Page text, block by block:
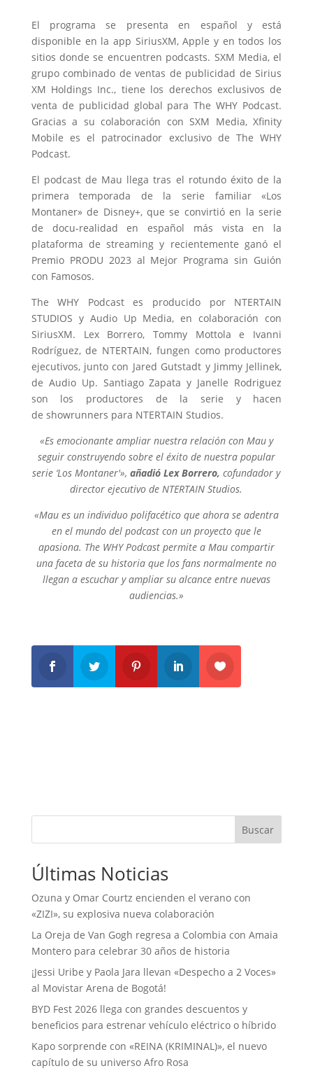
El programa se presenta en español y está
disponible en la app SiriusXM, Apple y en todos los
sitios donde se encuentren podcasts. SXM Media, el
grupo combinado de ventas de publicidad de Sirius
XM Holdings Inc., tiene los derechos exclusivos de
venta de publicidad global para The WHY Podcast.
Gracias a su colaboración con SXM Media, Xfinity
Mobile es el patrocinador exclusivo de The WHY
Podcast.
El podcast de Mau llega tras el rotundo éxito de la
primera temporada de la serie familiar «Los
Montaner» de Disney+, que se convirtió en la serie
de docu-realidad en español más vista en la
plataforma de streaming y recientemente ganó el
Premio PRODU 2023 al Mejor Programa sin Guión
con Famosos.
The WHY Podcast es producido por NTERTAIN
STUDIOS y Audio Up Media, en colaboración con
SiriusXM. Lex Borrero, Tommy Mottola e Ivanni
Rodríguez, de NTERTAIN, fungen como productores
ejecutivos, junto con Jared Gutstadt y Jimmy Jellinek,
de Audio Up. Santiago Zapata y Janelle Rodriguez
son los productores de la serie y hacen
de showrunners para NTERTAIN Studios.
«Es emocionante ampliar nuestra relación con Mau y
seguir construyendo sobre el éxito de nuestra popular
serie ‘Los Montaner'»,añadió Lex Borrero, cofundador y
director ejecutivo de NTERTAIN Studios.
«Mau es un individuo polifacético que ahora se adentra
en el mundo del podcast con un proyecto que le
apasiona. The WHY Podcast permite a Mau compartir
una faceta de su historia que los fans normalmente no
llegan a escuchar y ampliar su alcance entre nuevas
audiencias.»
Buscar
Últimas Noticias
Ozuna y Omar Courtz encienden el verano con
«ZIZI», su explosiva nueva colaboración
La Oreja de Van Gogh regresa a Colombia con Amaia
Montero para celebrar 30 años de historia
¡Jessi Uribe y Paola Jara llevan «Despecho a 2 Voces»
al Movistar Arena de Bogotá!
BYD Fest 2026 llega con grandes descuentos y
beneficios para estrenar vehículo eléctrico o híbrido
Kapo sorprende con «REINA (KRIMINAL)», el nuevo
capítulo de su universo Afro Rosa